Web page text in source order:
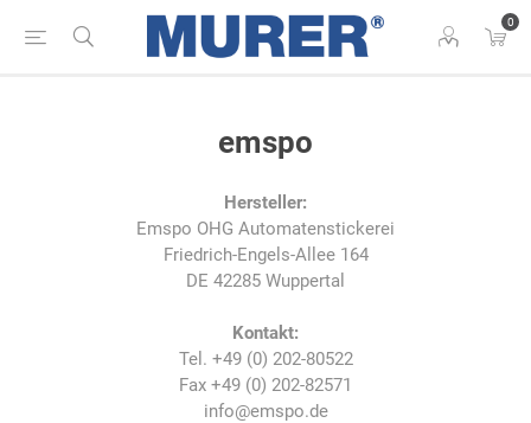
0
emspo
Hersteller:
Emspo OHG Automatenstickerei
Friedrich-Engels-Allee 164
DE 42285 Wuppertal
Kontakt:
Tel. +49 (0) 202-80522
Fax +49 (0) 202-82571
info@emspo.de